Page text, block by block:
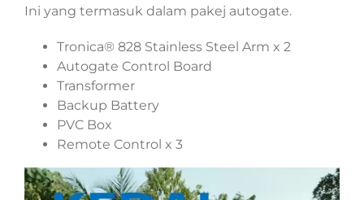
Ini yang termasuk dalam pakej autogate.
Tronica® 828 Stainless Steel Arm x 2
Autogate Control Board
Transformer
Backup Battery
PVC Box
Remote Control x 3